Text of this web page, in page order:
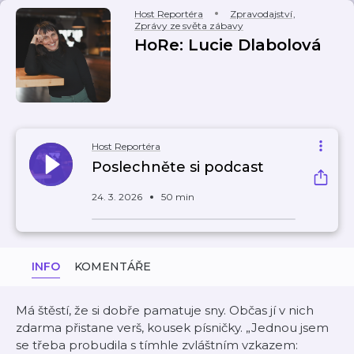
Host Reportéra Zpravodajství,
Zprávy ze světa zábavy
HoRe: Lucie Dlabolová
Host Reportéra
Poslechněte si podcast
24. 3. 2026 50 min
INFO KOMENTÁŘE
Má štěstí, že si dobře pamatuje sny. Občas jí v nich
zdarma přistane verš, kousek písničky. „Jednou jsem
se třeba probudila s tímhle zvláštním vzkazem: